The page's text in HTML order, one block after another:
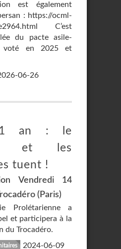
est également
: https://ocml-
C’est
du pacte asile-
voté en 2025 et
06-26
1 an : le
et les
tuent !
Vendredi 14
(Paris)
Prolétarienne a
et participera à la
du Trocadéro.
2024-06-09